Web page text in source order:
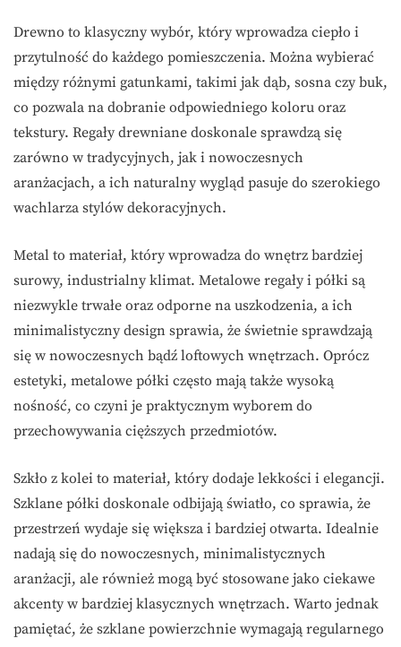
Drewno to klasyczny wybór, który wprowadza ciepło i
przytulność do każdego pomieszczenia. Można wybierać
między różnymi gatunkami, takimi jak dąb, sosna czy buk,
co pozwala na dobranie odpowiedniego koloru oraz
tekstury. Regały drewniane doskonale sprawdzą się
zarówno w tradycyjnych, jak i nowoczesnych
aranżacjach, a ich naturalny wygląd pasuje do szerokiego
wachlarza stylów dekoracyjnych.
Metal to materiał, który wprowadza do wnętrz bardziej
surowy, industrialny klimat. Metalowe regały i półki są
niezwykle trwałe oraz odporne na uszkodzenia, a ich
minimalistyczny design sprawia, że świetnie sprawdzają
się w nowoczesnych bądź loftowych wnętrzach. Oprócz
estetyki, metalowe półki często mają także wysoką
nośność, co czyni je praktycznym wyborem do
przechowywania cięższych przedmiotów.
Szkło z kolei to materiał, który dodaje lekkości i elegancji.
Szklane półki doskonale odbijają światło, co sprawia, że
przestrzeń wydaje się większa i bardziej otwarta. Idealnie
nadają się do nowoczesnych, minimalistycznych
aranżacji, ale również mogą być stosowane jako ciekawe
akcenty w bardziej klasycznych wnętrzach. Warto jednak
pamiętać, że szklane powierzchnie wymagają regularnego